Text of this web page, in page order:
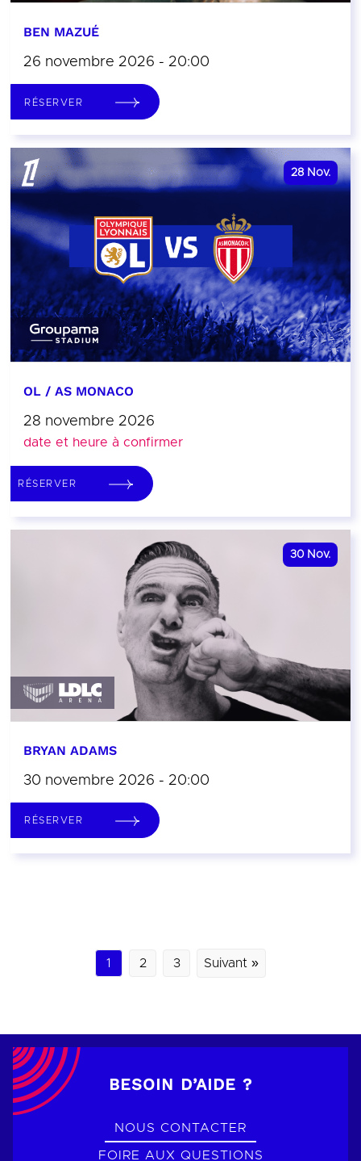
BEN MAZUÉ
26 novembre 2026 - 20:00
RÉSERVER
28 Nov.
OL / AS MONACO
28 novembre 2026
date et heure à confirmer
RÉSERVER
30 Nov.
BRYAN ADAMS
30 novembre 2026 - 20:00
RÉSERVER
1 2 3 Suivant »
BESOIN D’AIDE ?
NOUS CONTACTER
FOIRE AUX QUESTIONS